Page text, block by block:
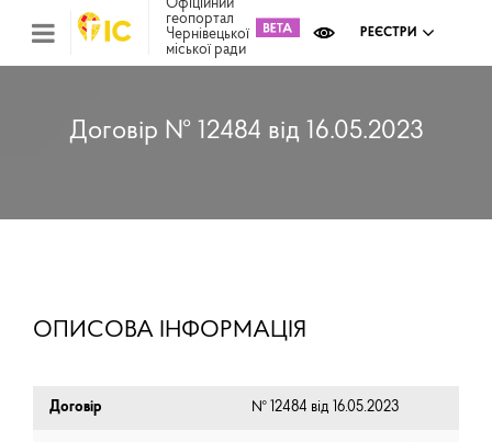
Офіційний
геопортал
Чернівецької
міської ради
РЕЄСТРИ
Договір № 12484 від 16.05.2023
ОПИСОВА ІНФОРМАЦІЯ
Договір № 12484 від 16.05.2023